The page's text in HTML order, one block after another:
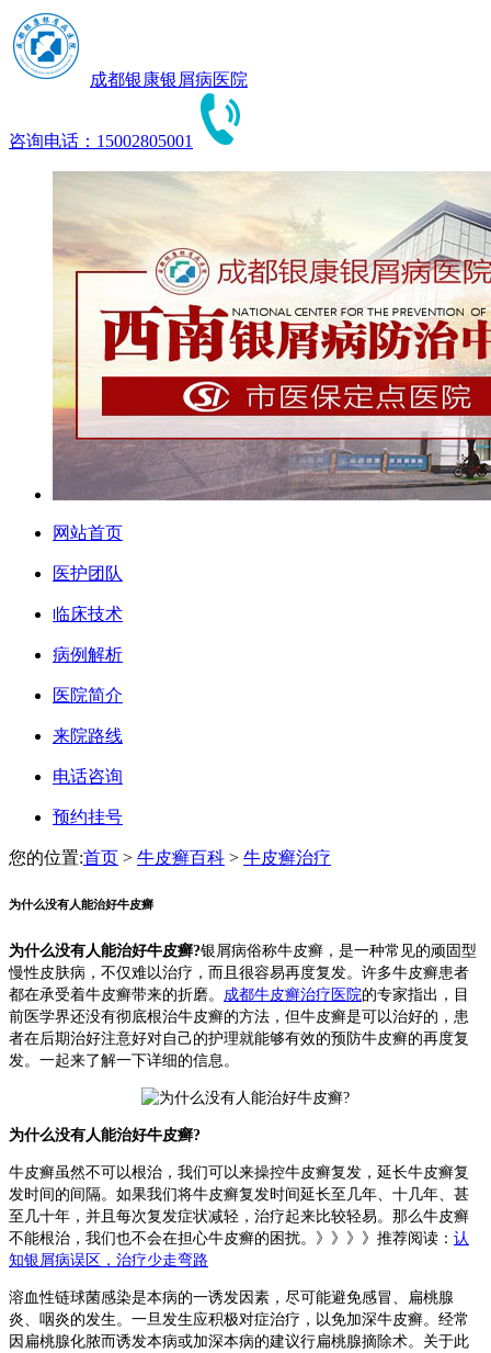
成都银康银屑病医院
咨询电话：15002805001
网站首页
医护团队
临床技术
病例解析
医院简介
来院路线
电话咨询
预约挂号
您的位置:首页 > 牛皮癣百科 > 牛皮癣治疗
为什么没有人能治好牛皮癣
为什么没有人能治好牛皮癣?银屑病俗称牛皮癣，是一种常见的顽固型
慢性皮肤病，不仅难以治疗，而且很容易再度复发。许多牛皮癣患者
都在承受着牛皮癣带来的折磨。 成都牛皮癣治疗医院的专家指出，目
前医学界还没有彻底根治牛皮癣的方法，但牛皮癣是可以治好的，患
者在后期治好注意好对自己的护理就能够有效的预防牛皮癣的再度复
发。一起来了解一下详细的信息。
为什么没有人能治好牛皮癣?
牛皮癣虽然不可以根治，我们可以来操控牛皮癣复发，延长牛皮癣复
发时间的间隔。如果我们将牛皮癣复发时间延长至几年、十几年、甚
至几十年，并且每次复发症状减轻，治疗起来比较轻易。那么牛皮癣
不能根治，我们也不会在担心牛皮癣的困扰。》》》》推荐阅读： 认
知银屑病误区，治疗少走弯路
溶血性链球菌感染是本病的一诱发因素，尽可能避免感冒、扁桃腺
炎、咽炎的发生。一旦发生应积极对症治疗，以免加深牛皮癣。经常
因扁桃腺化脓而诱发本病或加深本病的建议行扁桃腺摘除术。关于此